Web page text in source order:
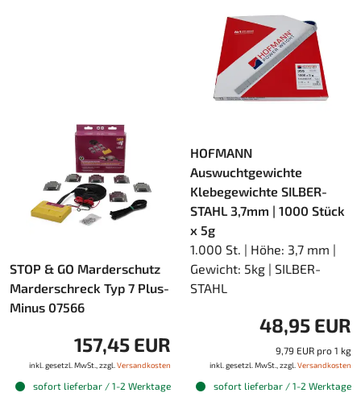
STOP & GO Marderschutz
Marderschreck Typ 7 Plus-
Minus 07566
157,45 EUR
inkl. gesetzl. MwSt., zzgl. Versandkosten
sofort lieferbar / 1-2 Werktage
HOFMANN
Auswuchtgewichte
Klebegewichte SILBER-
STAHL 3,7mm | 1000 Stück
x 5g
1.000 St. | Höhe: 3,7 mm |
Gewicht: 5kg | SILBER-
STAHL
48,95 EUR
9,79 EUR pro 1 kg
inkl. gesetzl. MwSt., zzgl. Versandkosten
sofort lieferbar / 1-2 Werktage